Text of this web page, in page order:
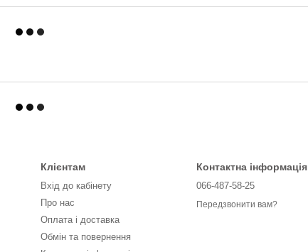
Клієнтам
Вхід до кабінету
Про нас
Оплата і доставка
Обмін та повернення
Контактна інформація
066-487-58-25
Передзвонити вам?